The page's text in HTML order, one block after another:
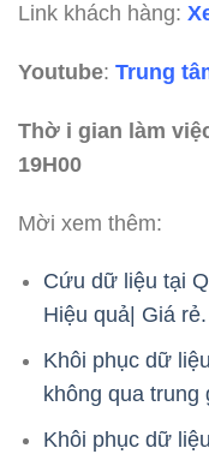
Link khách hàng:
Youtube: Trung
Thờ i gian làm
19H00
Mời xem thêm:
Cứu dữ liệu tại
Hiệu quả| Giá
Khôi phục dữ
không qua trung
Khôi phục dữ